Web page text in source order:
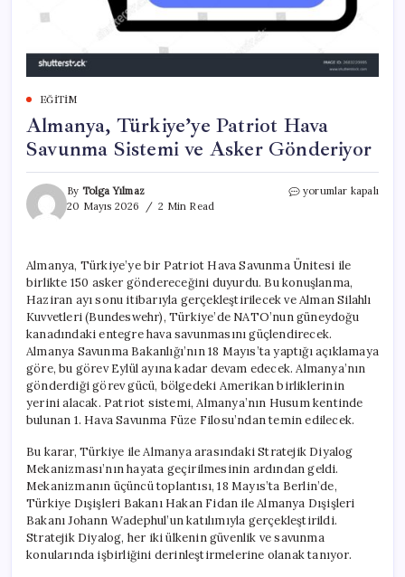
EĞITIM
Almanya, Türkiye’ye Patriot Hava
Savunma Sistemi ve Asker Gönderiyor
By Tolga Yılmaz
20 Mayıs 2026
2 Min Read
Almanya,
Sistemi
ve
Asker
Gönderiyor
için
yorumlar kapalı
Almanya, Türkiye’ye bir Patriot Hava Savunma Ünitesi ile
birlikte 150 asker göndereceğini duyurdu. Bu konuşlanma,
Haziran ayı sonu itibarıyla gerçekleştirilecek ve Alman Silahlı
Kuvvetleri (Bundeswehr), Türkiye’de NATO’nun güneydoğu
kanadındaki entegre hava savunmasını güçlendirecek.
Almanya Savunma Bakanlığı’nın 18 Mayıs’ta yaptığı açıklamaya
göre, bu görev Eylül ayına kadar devam edecek. Almanya’nın
gönderdiği görev gücü, bölgedeki Amerikan birliklerinin
yerini alacak. Patriot sistemi, Almanya’nın Husum kentinde
bulunan 1. Hava Savunma Füze Filosu’ndan temin edilecek.
Bu karar, Türkiye ile Almanya arasındaki Stratejik Diyalog
Mekanizması’nın hayata geçirilmesinin ardından geldi.
Mekanizmanın üçüncü toplantısı, 18 Mayıs’ta Berlin’de,
Türkiye Dışişleri Bakanı Hakan Fidan ile Almanya Dışişleri
Bakanı Johann Wadephul’un katılımıyla gerçekleştirildi.
Stratejik Diyalog, her iki ülkenin güvenlik ve savunma
konularında işbirliğini derinleştirmelerine olanak tanıyor.